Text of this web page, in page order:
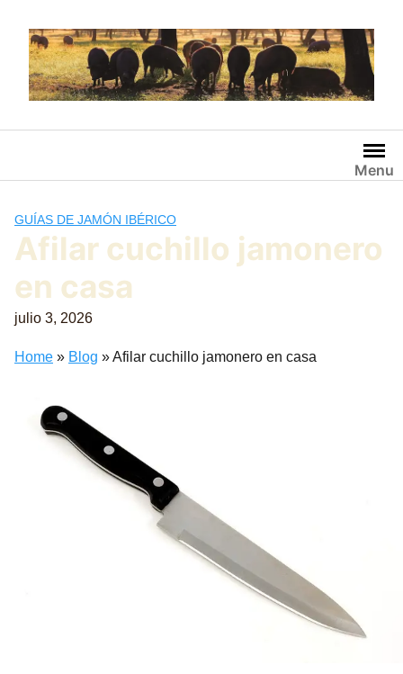
contenido
Menu
GUÍAS DE JAMÓN IBÉRICO
Afilar cuchillo jamonero
en casa
julio 3, 2026
Home » Blog »Afilar cuchillo jamonero en casa